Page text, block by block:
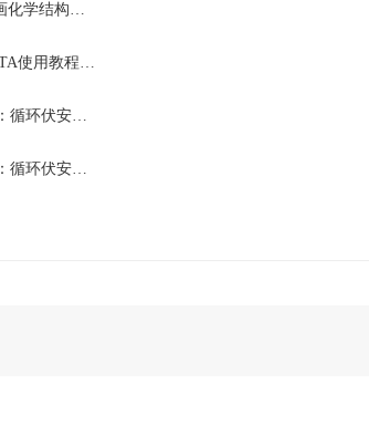
手把手教你用ChemDraw 画化学结构式：基础篇
晶体结构可视化软件 VESTA使用教程（下篇）
【科研干货】电化学表征：循环伏安法详解（上）
【科研干货】电化学表征：循环伏安法详解（下）